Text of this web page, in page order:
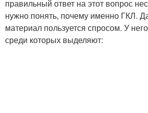
гипсокартона
правильный ответ на этот вопрос
нужно понять, почему именно ГКЛ.
материал пользуется спросом. У
среди которых выделяют: